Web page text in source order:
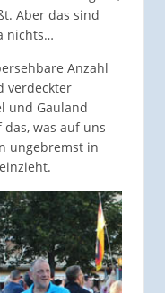
Aber das sind
nichts…
Anzahl
verdeckter
und Gauland
das, was auf uns
ungebremst in